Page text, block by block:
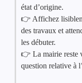
état d’origine.
👉 Affichez
des travaux et
les débuter.
👉 La mairie reste
question relative à